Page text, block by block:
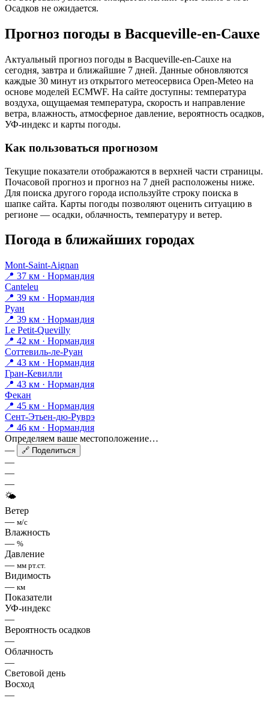
Осадков не ожидается.
Прогноз погоды в Bacqueville-en-Cauxе
Актуальный прогноз погоды в Bacqueville-en-Cauxе на
сегодня, завтра и ближайшие 7 дней. Данные обновляются
каждые 30 минут из открытого метеосервиса Open-Meteo на
основе моделей ECMWF. На сайте доступны: температура
воздуха, ощущаемая температура, скорость и направление
ветра, влажность, атмосферное давление, вероятность осадков,
УФ-индекс и карты погоды.
Как пользоваться прогнозом
Текущие показатели отображаются в верхней части страницы.
Почасовой прогноз и прогноз на 7 дней расположены ниже.
Для поиска другого города используйте строку поиска в
шапке сайта. Карты погоды позволяют оценить ситуацию в
регионе — осадки, облачность, температуру и ветер.
Погода в ближайших городах
Mont-Saint-Aignan
📍 37 км · Нормандия
Canteleu
📍 39 км · Нормандия
Руан
📍 39 км · Нормандия
Le Petit-Quevilly
📍 42 км · Нормандия
Соттевиль-ле-Руан
📍 43 км · Нормандия
Гран-Кевилли
📍 43 км · Нормандия
Фекан
📍 45 км · Нормандия
Сент-Этьен-дю-Руврэ
📍 46 км · Нормандия
Определяем ваше местоположение…
—
🔗 Поделиться
—
—
—
🌤
Ветер
— м/с
Влажность
— %
Давление
— мм рт.ст.
Видимость
— км
Показатели
УФ-индекс
—
Вероятность осадков
—
Облачность
—
Световой день
Восход
—